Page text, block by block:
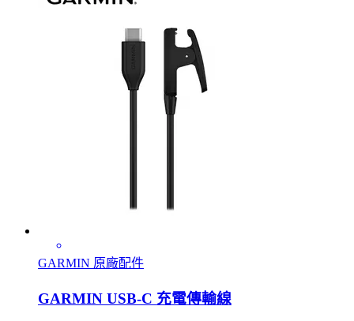
GARMIN 原廠配件
GARMIN USB-C 充電傳輸線